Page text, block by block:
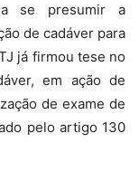
se presumir a
de cadáver para
já firmou tese no
em ação de
de exame de
pelo artigo 130